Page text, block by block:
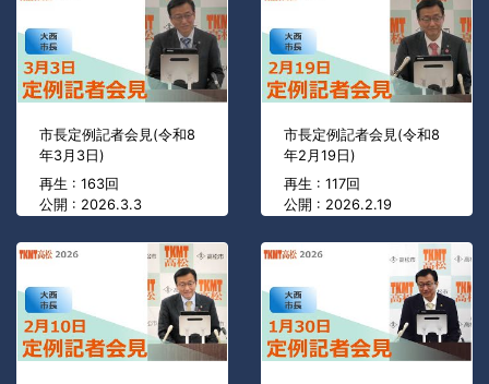
市長定例記者会見(令和8
年3月3日)
再生 : 163回
公開 : 2026.3.3
市長定例記者会見(令和8
年2月19日)
再生 : 117回
公開 : 2026.2.19